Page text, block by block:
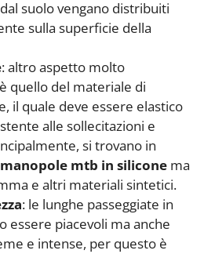
suolo vengano distribuiti
sulla superficie della
: altro aspetto molto
quello del materiale di
il quale deve essere elastico
alle sollecitazioni e
si trovano in
manopole mtb in silicone ma
e altri materiali sintetici.
: le lunghe passeggiate in
essere piacevoli ma anche
e intense, per questo è